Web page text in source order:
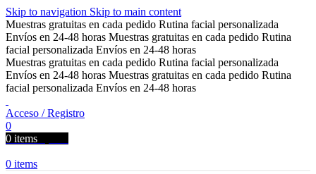
Skip to navigation Skip to main content
Muestras gratuitas en cada pedido Rutina facial personalizada
Envíos en 24-48 horas Muestras gratuitas en cada pedido Rutina
facial personalizada Envíos en 24-48 horas
Muestras gratuitas en cada pedido Rutina facial personalizada
Envíos en 24-48 horas Muestras gratuitas en cada pedido Rutina
facial personalizada Envíos en 24-48 horas
Acceso / Registro
0
0 items
0 items